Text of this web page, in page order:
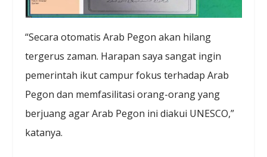
“Secara otomatis Arab Pegon akan hilang
tergerus zaman. Harapan saya sangat ingin
pemerintah ikut campur fokus terhadap Arab
Pegon dan memfasilitasi orang-orang yang
berjuang agar Arab Pegon ini diakui UNESCO,”
katanya.